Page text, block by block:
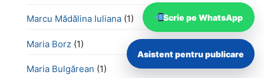
Marcu Mădălina Iuliana (1)
Maria Borz (1)
Maria Bulgărean (1)
Scrie pe WhatsApp
Asistent pentru publicare